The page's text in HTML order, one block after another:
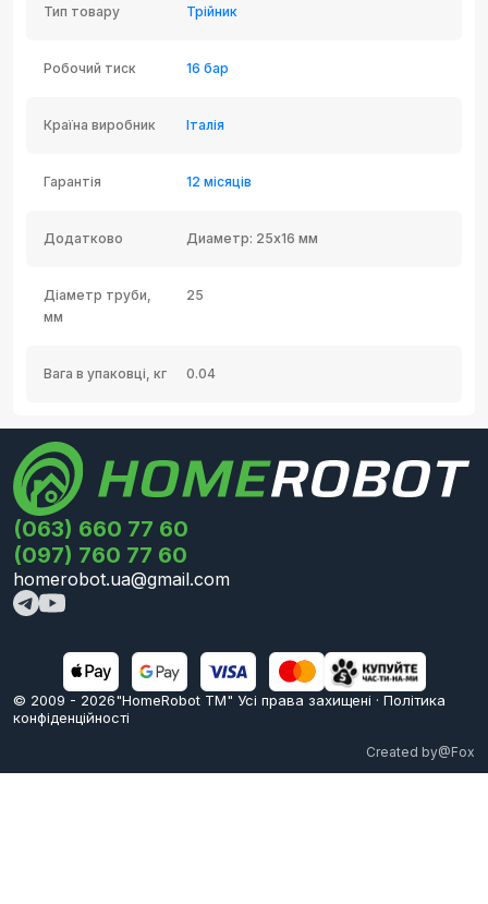
Тип товару Трійник
Робочий тиск 16 бар
Країна виробник Італія
Гарантія 12 місяців
Додатково Диаметр: 25x16 мм
Діаметр труби,
мм
25
Вага в упаковці, кг 0.04
(063) 660 77 60
(097) 760 77 60
homerobot.ua@gmail.com
© 2009 - 2026"HomeRobot ТМ" Усi права захищені · Політика
конфіденційності
Created by@Fox